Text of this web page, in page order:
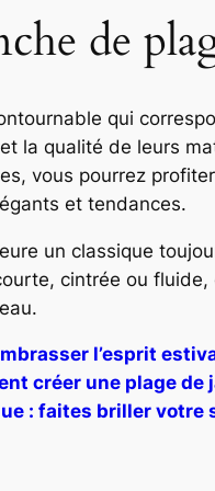
de
qui
la qualité de leurs
vous pourrez
et tendances.
un classique
cintrée ou
l’esprit
créer une plage de
: faites briller votre